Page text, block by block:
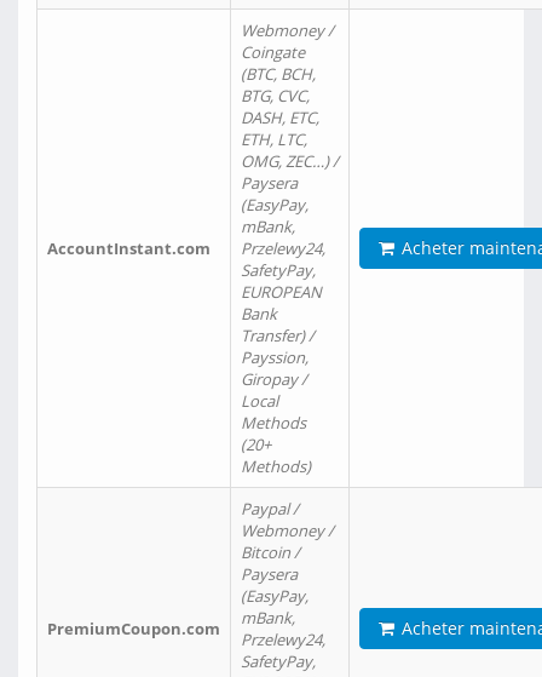
AccountInstant.com
Webmoney /
Coingate
(BTC, BCH,
BTG, CVC,
DASH, ETC,
ETH, LTC,
OMG, ZEC…) /
Paysera
(EasyPay,
mBank,
Przelewy24,
SafetyPay,
EUROPEAN
Bank
Transfer) /
Payssion,
Giropay /
Local
Methods
(20+
Methods)
Acheter
PremiumCoupon.com
Paypal /
Webmoney /
Bitcoin /
Paysera
(EasyPay,
mBank,
Przelewy24,
SafetyPay,
Acheter